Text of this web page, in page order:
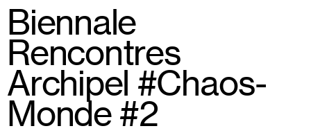
Biennale
Rencontres
Archipel #Chaos-
Monde #2